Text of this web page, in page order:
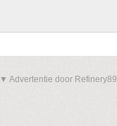
▼ Advertentie door Refinery89